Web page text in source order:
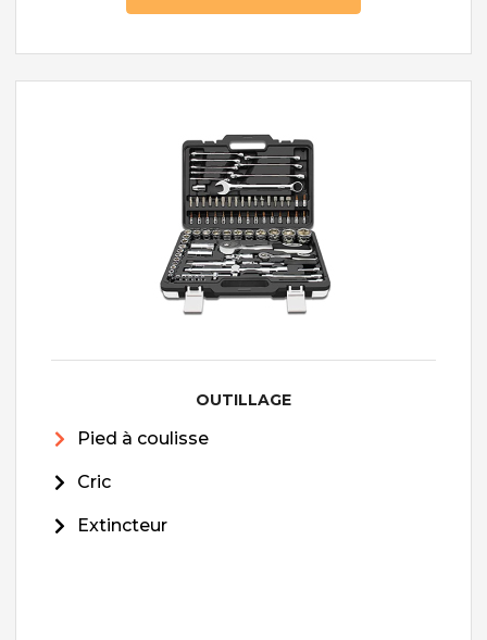
OUTILLAGE
Pied à coulisse
Cric
Extincteur